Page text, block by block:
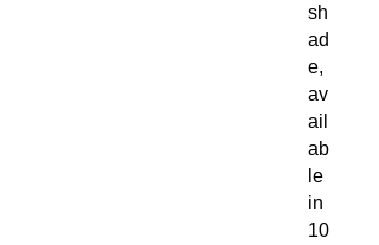
sh
ad
e,
av
ail
ab
le
in
10